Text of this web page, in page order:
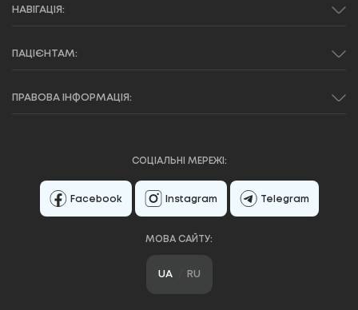
НАВІГАЦІЯ:
ПАЦІЄНТАМ:
ПРАВОВА ІНФОРМАЦІЯ:
СОЦІАЛЬНІ МЕРЕЖІ:
Facebook Instagram Telegram
МОВА САЙТУ:
UA RU